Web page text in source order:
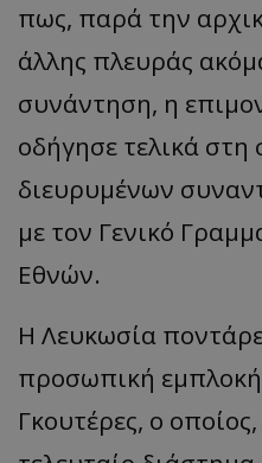
πως, παρά την
άλλης πλευράς
συνάντηση, η
οδήγησε τελικά
διευρυμένων
με τον Γενικό
Εθνών.
​Η Λευκωσία
προσωπική
Γκουτέρες, ο